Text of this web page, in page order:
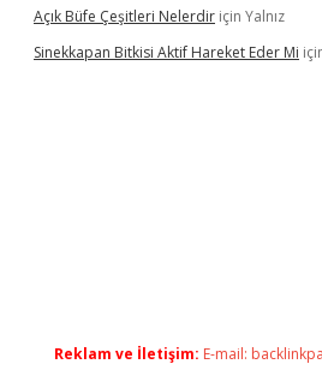
Açık Büfe Çeşitleri Nelerdir için Yalnız
Sinekkapan Bitkisi Aktif Hareket Eder Mi
Reklam ve İletişim: E-mail: